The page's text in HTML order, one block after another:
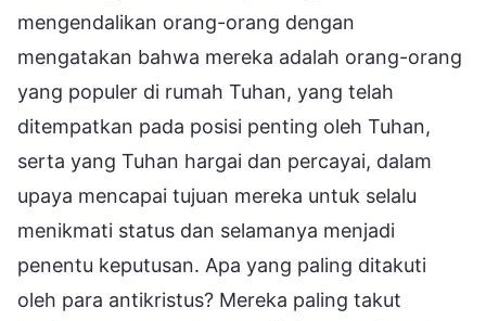
mengendalikan orang-orang dengan
mengatakan bahwa mereka adalah orang-orang
yang populer di rumah Tuhan, yang telah
ditempatkan pada posisi penting oleh Tuhan,
serta yang Tuhan hargai dan percayai, dalam
upaya mencapai tujuan mereka untuk selalu
menikmati status dan selamanya menjadi
penentu keputusan. Apa yang paling ditakuti
oleh para antikristus? Mereka paling takut